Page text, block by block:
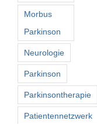
Morbus
Parkinson
Neurologie
Parkinson
Parkinsontherapie
Patientennetzwerk